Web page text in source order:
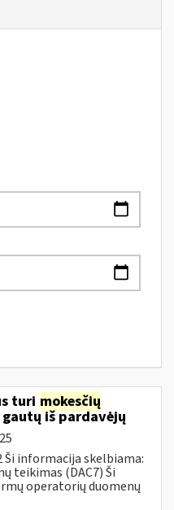
turi mokesčių
iš pardavėjų
Ši informacija skelbiama:
teikimas (DAC7) Ši
operatorių duomenų